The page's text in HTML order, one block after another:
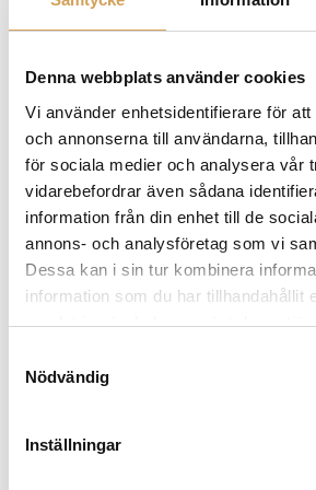
Denna webbplats använder cookies
Vi använder enhetsidentifierare för
och annonserna till användarna,
för sociala medier och analysera vår
vidarebefordrar även sådana
information från din enhet till de
annons- och analysföretag som vi
Dessa kan i sin tur kombinera
information som du har tillhandahållit
samlat in när du har använt deras
Nödvändig
Inställningar
elektriskt brus och störningar.
efter nätkabel eller nätfilter har vi
vår Isotek-kategori och ta din
nivå!
Relaterade produkter